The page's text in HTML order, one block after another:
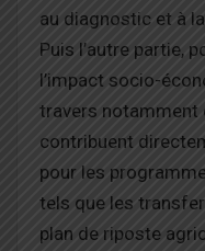
au diagnostic et à
Puis l’autre partie,
l’impact socio-
travers notamment
contribuent
pour les
tels que les
plan de riposte